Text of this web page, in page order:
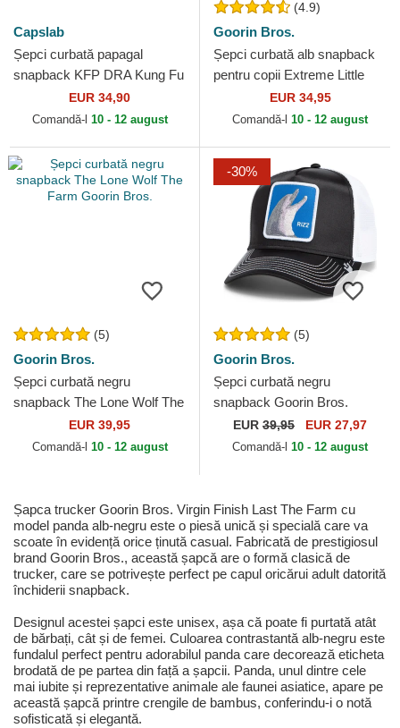
Capslab
Șepci curbată papagal
snapback KFP DRA Kung Fu
Panda de Capslab
EUR 34,90
Comandă-l 10 - 12 august
(4.9)
Goorin Bros.
Șepci curbată alb snapback
pentru copii Extreme Little
Stripe The Farm Goorin Bros.
EUR 34,95
Comandă-l 10 - 12 august
(5)
Goorin Bros.
Șepci curbată negru
snapback The Lone Wolf The
Farm Goorin Bros.
EUR 39,95
Comandă-l 10 - 12 august
-30%
(5)
Goorin Bros.
Șepci curbată negru
snapback Goorin Bros.
Dolphin Rizz Rizzky Bizznizz
Great Escape The Farm...
EUR 39,95 EUR 27,97
Comandă-l 10 - 12 august
Șapca trucker Goorin Bros. Virgin Finish Last The Farm cu
model panda alb-negru este o piesă unică și specială care va
scoate în evidență orice ținută casual. Fabricată de prestigiosul
brand Goorin Bros., această șapcă are o formă clasică de
trucker, care se potrivește perfect pe capul oricărui adult datorită
închiderii snapback.
Designul acestei șapci este unisex, așa că poate fi purtată atât
de bărbați, cât și de femei. Culoarea contrastantă alb-negru este
fundalul perfect pentru adorabilul panda care decorează eticheta
brodată de pe partea din față a șapcii. Panda, unul dintre cele
mai iubite și reprezentative animale ale faunei asiatice, apare pe
această șapcă printre crengile de bambus, conferindu-i o notă
sofisticată și elegantă.